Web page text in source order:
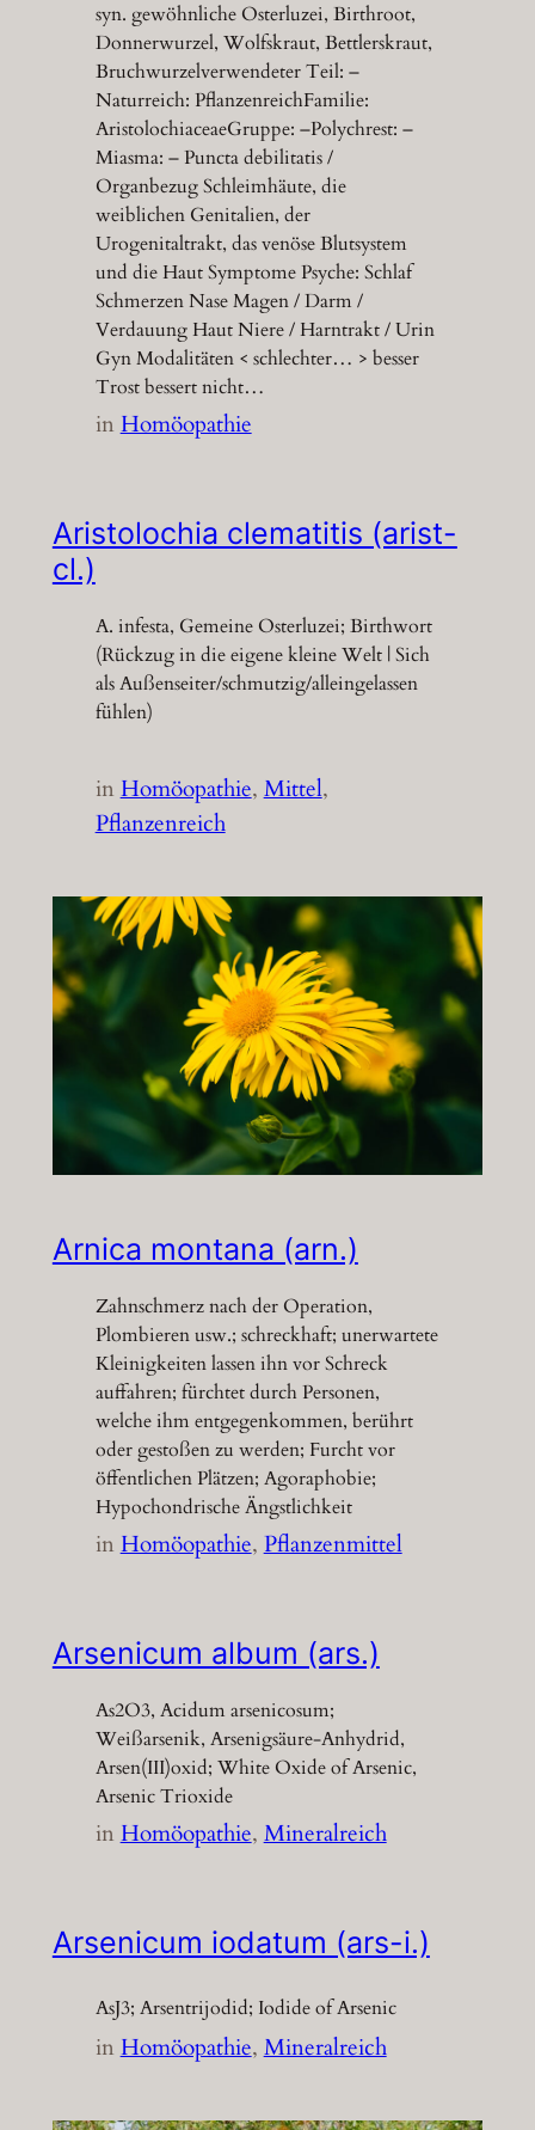
syn. gewöhnliche Osterluzei, Birthroot,
Donnerwurzel, Wolfskraut, Bettlerskraut,
Bruchwurzelverwendeter Teil: –
Naturreich: PflanzenreichFamilie:
AristolochiaceaeGruppe: –Polychrest: –
Miasma: – Puncta debilitatis /
Organbezug Schleimhäute, die
weiblichen Genitalien, der
Urogenitaltrakt, das venöse Blutsystem
und die Haut Symptome Psyche: Schlaf
Schmerzen Nase Magen / Darm /
Verdauung Haut Niere / Harntrakt / Urin
Gyn Modalitäten < schlechter… > besser
Trost bessert nicht…
inHomöopathie
Aristolochia clematitis (arist-
cl.)
A. infesta, Gemeine Osterluzei; Birthwort
(Rückzug in die eigene kleine Welt | Sich
als Außenseiter/schmutzig/alleingelassen
fühlen)
inHomöopathie, Mittel
Pflanzenreich
Arnica montana (arn.)
Zahnschmerz nach der Operation,
Plombieren usw.; schreckhaft; unerwartete
Kleinigkeiten lassen ihn vor Schreck
auffahren; fürchtet durch Personen,
welche ihm entgegenkommen, berührt
oder gestoßen zu werden; Furcht vor
öffentlichen Plätzen; Agoraphobie;
Hypochondrische Ängstlichkeit
inHomöopathie, Pflanzenmittel
Arsenicum album (ars.)
As2O3, Acidum arsenicosum;
Weißarsenik, Arsenigsäure-Anhydrid,
Arsen(III)oxid; White Oxide of Arsenic,
Arsenic Trioxide
inHomöopathie, Mineralreich
Arsenicum iodatum (ars-i.)
AsJ3; Arsentrijodid; Iodide of Arsenic
inHomöopathie, Mineralreich